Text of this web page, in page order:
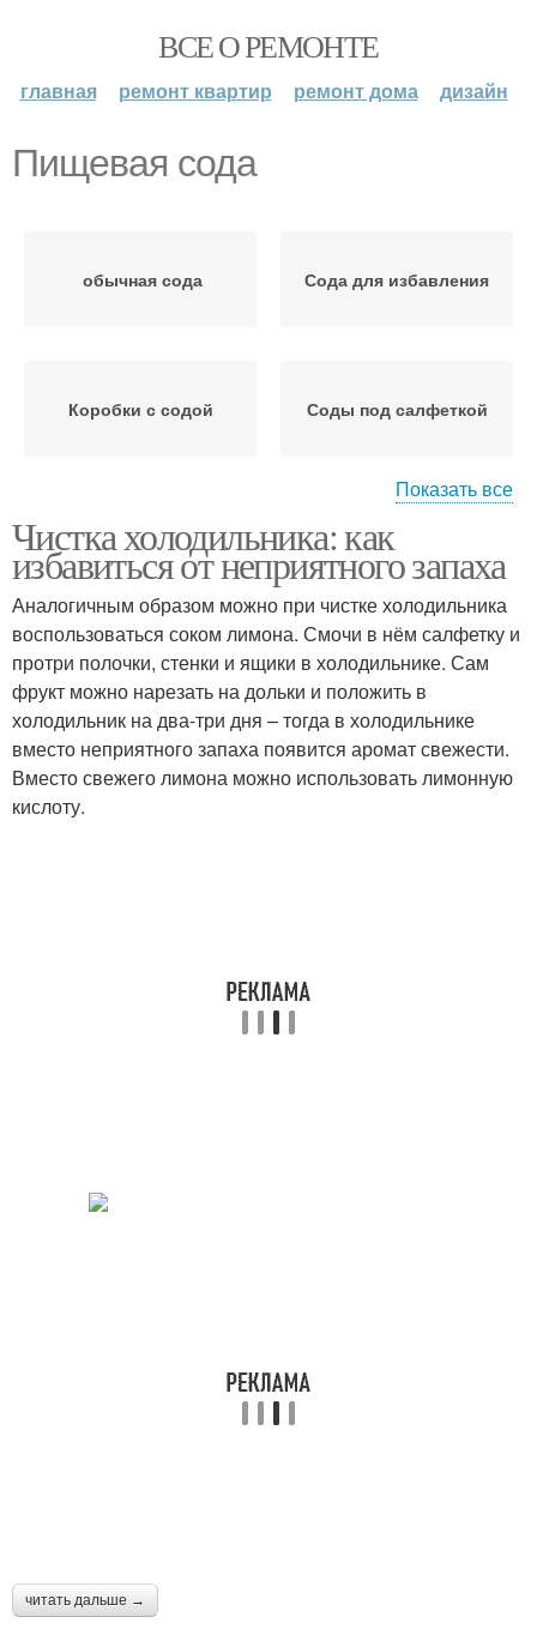
ВСЕ О РЕМОНТЕ
главная ремонт квартир ремонт дома дизайн
Пищевая сода
обычная сода Сода для избавления
Коробки с содой Соды под салфеткой
запахов
условиях
Показать все
Чистка холодильника: как
избавиться от неприятного запаха
Аналогичным образом можно при чистке холодильника
воспользоваться соком лимона. Смочи в нём салфетку и
протри полочки, стенки и ящики в холодильнике. Сам
фрукт можно нарезать на дольки и положить в
холодильник на два-три дня – тогда в холодильнике
вместо неприятного запаха появится аромат свежести.
Вместо свежего лимона можно использовать лимонную
кислоту.
читать дальше →